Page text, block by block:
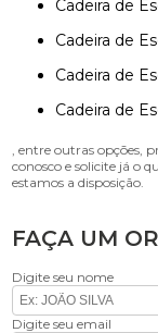
Cadeira de
Cadeira de
Cadeira de
Cadeira de
, entre outras opções,
conosco e solicite já o
estamos a disposição.
FAÇA UM
Digite seu nome
Digite seu email